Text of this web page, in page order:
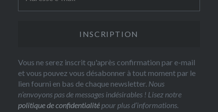
Vous ne serez inscrit qu'après confirmation par e-mail
et vous pouvez vous désabonner à tout moment par le
lien fourni en bas de chaque newsletter. Nous
n’envoyons pas de messages indésirables ! Lisez notre
politique de confidentialité pour plus d’informations.